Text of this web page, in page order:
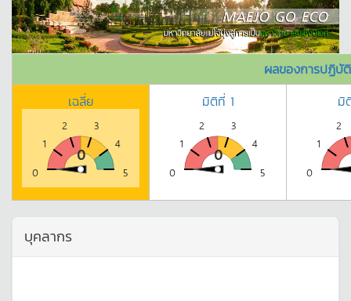
ผลของการปฏิบั
เฉลี่ย
0
1
2
3
4
5
0
มิติที่ 1
0
1
2
3
4
5
0
มิ
0
1
2
บุคลากร